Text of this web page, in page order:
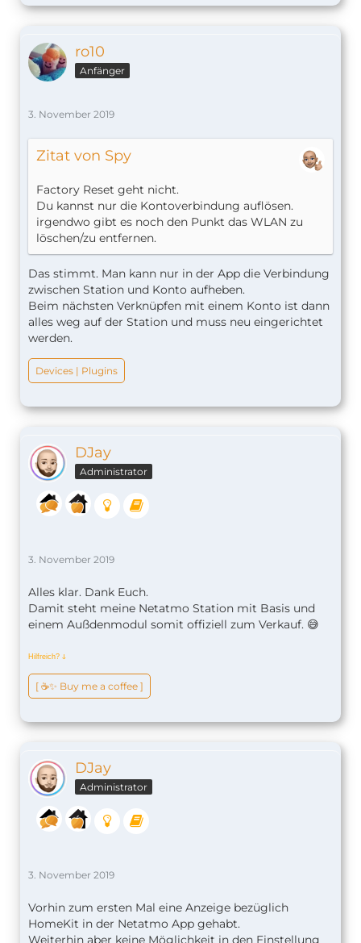
ro10
Anfänger
3. November 2019
Zitat von Spy
Factory Reset geht nicht.
Du kannst nur die Kontoverbindung auflösen.
irgendwo gibt es noch den Punkt das WLAN zu
löschen/zu entfernen.
Das stimmt. Man kann nur in der App die Verbindung
zwischen Station und Konto aufheben.
Beim nächsten Verknüpfen mit einem Konto ist dann
alles weg auf der Station und muss neu eingerichtet
werden.
Devices | Plugins
DJay
Administrator
3. November 2019
Alles klar. Dank Euch.
Damit steht meine Netatmo Station mit Basis und
einem Außdenmodul somit offiziell zum Verkauf. 😅
Hilfreich? ↆ
[ ☕️✨ Buy me a coffee ]
DJay
Administrator
3. November 2019
Vorhin zum ersten Mal eine Anzeige bezüglich
HomeKit in der Netatmo App gehabt.
Weiterhin aber keine Möglichkeit in den Einstellung